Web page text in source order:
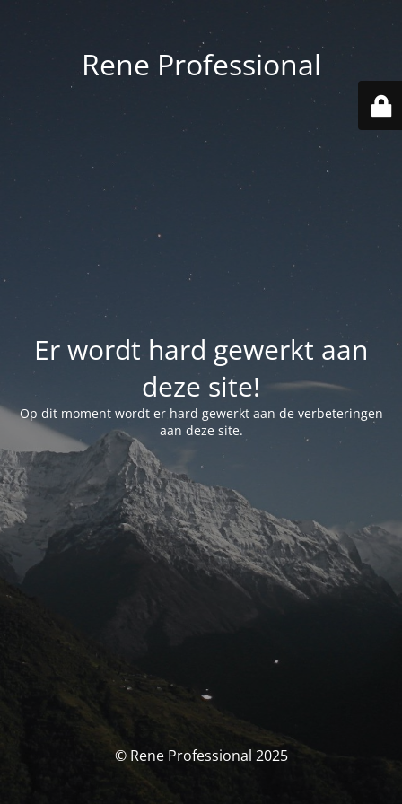
Rene Professional
Er wordt hard gewerkt aan
deze site!
Op dit moment wordt er hard gewerkt aan de verbeteringen
aan deze site.
© Rene Professional 2025